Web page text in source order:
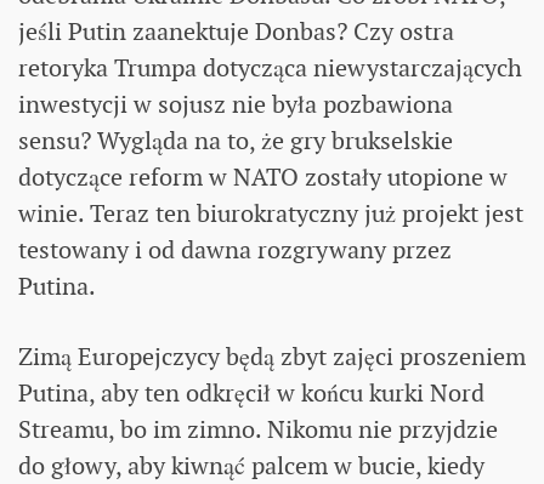
jeśli Putin zaanektuje Donbas? Czy ostra
retoryka Trumpa dotycząca niewystarczających
inwestycji w sojusz nie była pozbawiona
sensu? Wygląda na to, że gry brukselskie
dotyczące reform w NATO zostały utopione w
winie. Teraz ten biurokratyczny już projekt jest
testowany i od dawna rozgrywany przez
Putina.
Zimą Europejczycy będą zbyt zajęci proszeniem
Putina, aby ten odkręcił w końcu kurki Nord
Streamu, bo im zimno. Nikomu nie przyjdzie
do głowy, aby kiwnąć palcem w bucie, kiedy